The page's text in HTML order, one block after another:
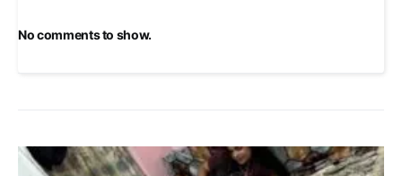
No comments to show.